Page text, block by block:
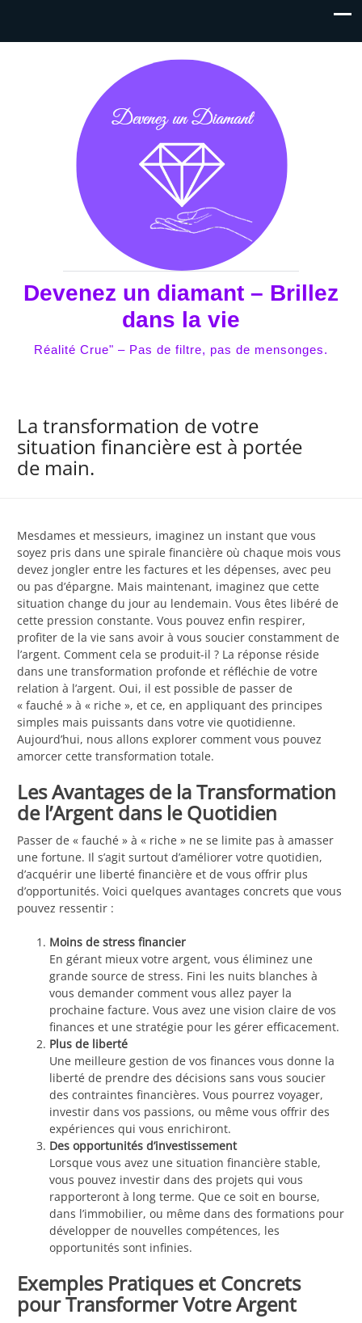
Devenez un diamant – Brillez
dans la vie
Réalité Crue" – Pas de filtre, pas de mensonges.
La transformation de votre
situation financière est à portée
de main.
Mesdames et messieurs, imaginez un instant que vous
soyez pris dans une spirale financière où chaque mois vous
devez jongler entre les factures et les dépenses, avec peu
ou pas d’épargne. Mais maintenant, imaginez que cette
situation change du jour au lendemain. Vous êtes libéré de
cette pression constante. Vous pouvez enfin respirer,
profiter de la vie sans avoir à vous soucier constamment de
l’argent. Comment cela se produit-il ? La réponse réside
dans une transformation profonde et réfléchie de votre
relation à l’argent. Oui, il est possible de passer de
« fauché » à « riche », et ce, en appliquant des principes
simples mais puissants dans votre vie quotidienne.
Aujourd’hui, nous allons explorer comment vous pouvez
amorcer cette transformation totale.
Les Avantages de la Transformation
de l’Argent dans le Quotidien
Passer de « fauché » à « riche » ne se limite pas à amasser
une fortune. Il s’agit surtout d’améliorer votre quotidien,
d’acquérir une liberté financière et de vous offrir plus
d’opportunités. Voici quelques avantages concrets que vous
pouvez ressentir :
Moins de stress financier
En gérant mieux votre argent, vous éliminez une
grande source de stress. Fini les nuits blanches à
vous demander comment vous allez payer la
prochaine facture. Vous avez une vision claire de vos
finances et une stratégie pour les gérer efficacement.
Plus de liberté
Une meilleure gestion de vos finances vous donne la
liberté de prendre des décisions sans vous soucier
des contraintes financières. Vous pourrez voyager,
investir dans vos passions, ou même vous offrir des
expériences qui vous enrichiront.
Des opportunités d’investissement
Lorsque vous avez une situation financière stable,
vous pouvez investir dans des projets qui vous
rapporteront à long terme. Que ce soit en bourse,
dans l’immobilier, ou même dans des formations pour
développer de nouvelles compétences, les
opportunités sont infinies.
Exemples Pratiques et Concrets
pour Transformer Votre Argent